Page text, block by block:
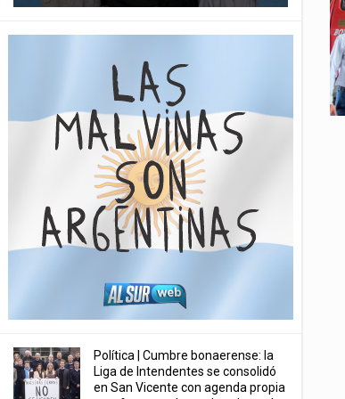
Política | Cumbre bonaerense: la
Liga de Intendentes se consolidó
en San Vicente con agenda propia